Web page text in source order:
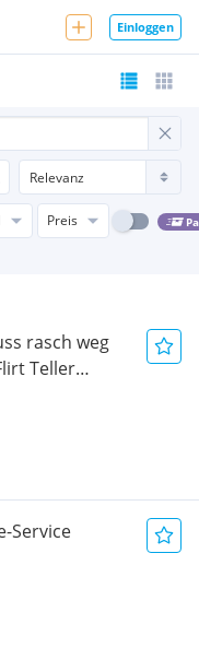
Einloggen
Preis
rasch weg
Teller
Service